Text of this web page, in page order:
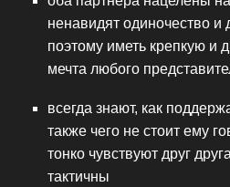
ненавидят одиночество и
поэтому иметь крепкую
мечта любого
всегда знают, как
также чего не стоит ему
тонко чувствуют друг
тактичны